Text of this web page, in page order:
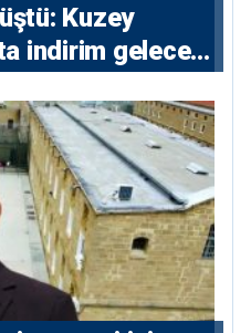
Kuzey
indirim gelecek